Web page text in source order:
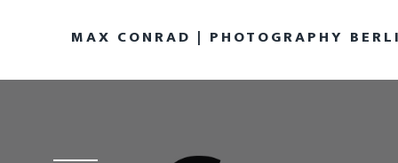
MAX CONRAD | PHOTOGRAPHY